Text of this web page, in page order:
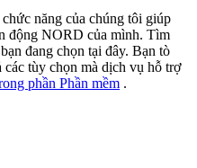
năng của chúng tôi giúp
động NORD của mình. Tìm
đang chọn tại đây. Bạn tò
tùy chọn mà dịch vụ hỗ trợ
phần Phần mềm .